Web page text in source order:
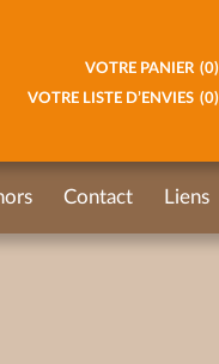
VOTRE PANIER (0)
VOTRE LISTE D’ENVIES (0)
Contact Liens